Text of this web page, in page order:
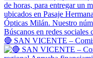
🔴 SAN VICENTE –